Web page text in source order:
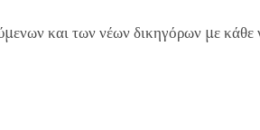
και των νέων δικηγόρων με κάθε